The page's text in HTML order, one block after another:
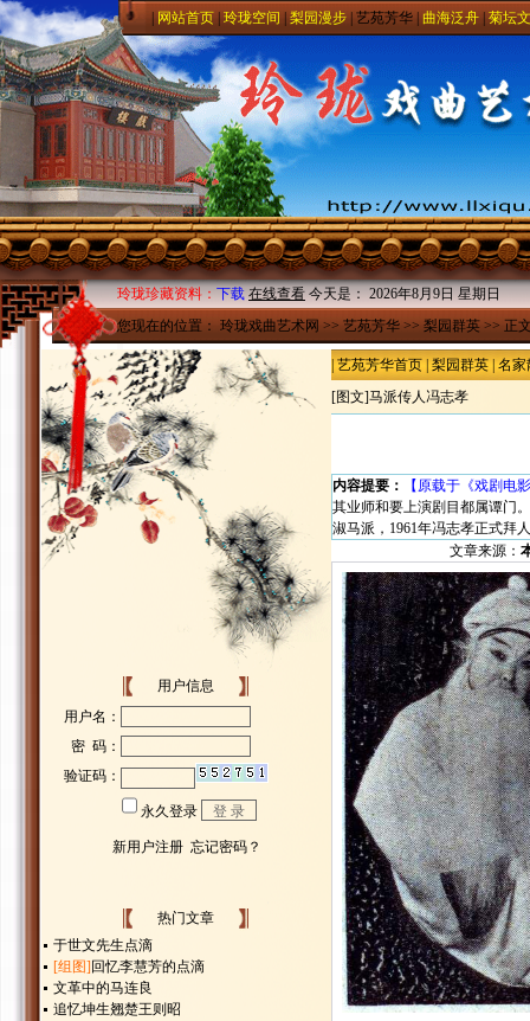
网站首页 玲珑空间 梨园漫步 艺苑芳华 曲海泛舟 菊坛
玲珑珍藏资料：下载 在线查看今天是：2026年8月9日 星期日
您现在的位置：玲珑戏曲艺术网>>艺苑芳华>>梨园群英>> 正
用户信息
热门文章
于世文先生点滴
[组图] 回忆李慧芳的点滴
文革中的马连良
追忆坤生翘楚王则昭
艺苑芳华首页 梨园群英 名
[图文]马派传人冯志孝
内容提要：
【原载于《戏剧电
其业师和要上演剧目都属谭门
淑马派，1961年冯志孝正式拜
文章来源：